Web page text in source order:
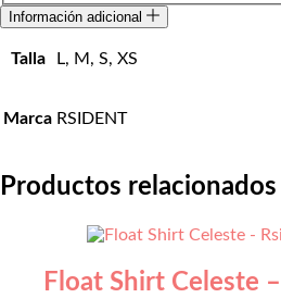
Información adicional
Talla L, M, S, XS
Marca RSIDENT
Productos relacionados
Float Shirt Celeste